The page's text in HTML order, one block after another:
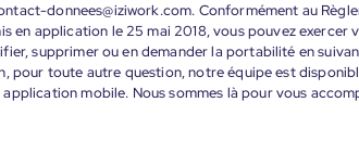
donnees@iziwork.com. Conformément au
en application le 25 mai 2018, vous pouvez exercer
supprimer ou en demander la portabilité en
pour toute autre question, notre équipe est
mobile. Nous sommes là pour vous